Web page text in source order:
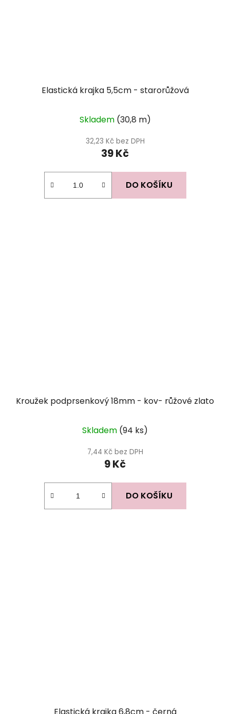
Elastická krajka 5,5cm - starorůžová
Skladem (30,8 m)
32,23 Kč bez DPH
39 Kč
DO KOŠÍKU
Kroužek podprsenkový 18mm - kov- růžové zlato
Skladem (94 ks)
7,44 Kč bez DPH
9 Kč
DO KOŠÍKU